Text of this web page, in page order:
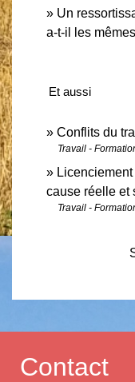
Un
a-t-il les
Et aussi
Conflits du
Travail -
cause réelle et
Travail -
Contact